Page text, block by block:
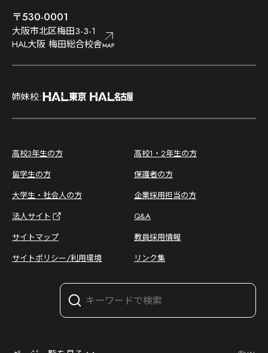
〒530-0001
大阪市北区梅田3-3-1
HAL大阪 梅田総合校舎
;
姉妹校:
;
高校3年生の方
高校1・2年生の方
留学生の方
保護者の方
大学生・社会人の方
企業採用担当の方
法人サイト
Q&A
サイトマップ
教員採用情報
サイトポリシー/利用環境
リンク集